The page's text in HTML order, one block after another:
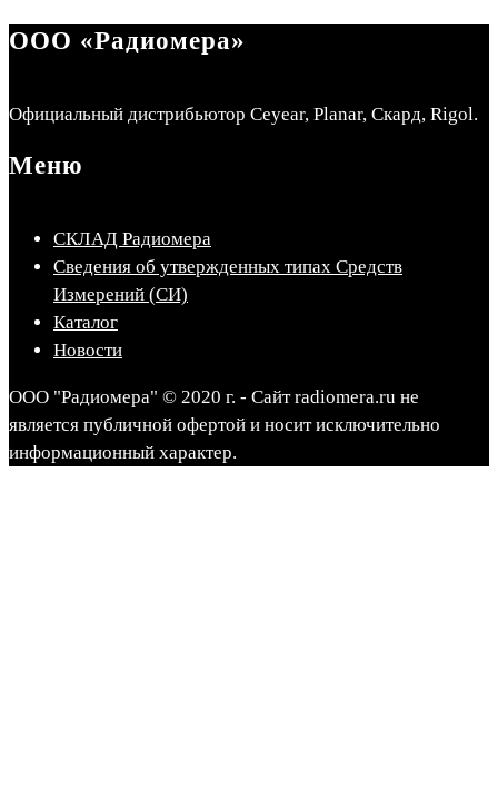
ООО «Радиомера»
Официальный дистрибьютор Ceyear, Planar, Скард, Rigol.
Меню
СКЛАД Радиомера
Сведения об утвержденных типах Средств
Измерений (СИ)
Каталог
Новости
ООО "Радиомера" © 2020 г. - Сайт radiomera.ru не
является публичной офертой и носит исключительно
информационный характер.